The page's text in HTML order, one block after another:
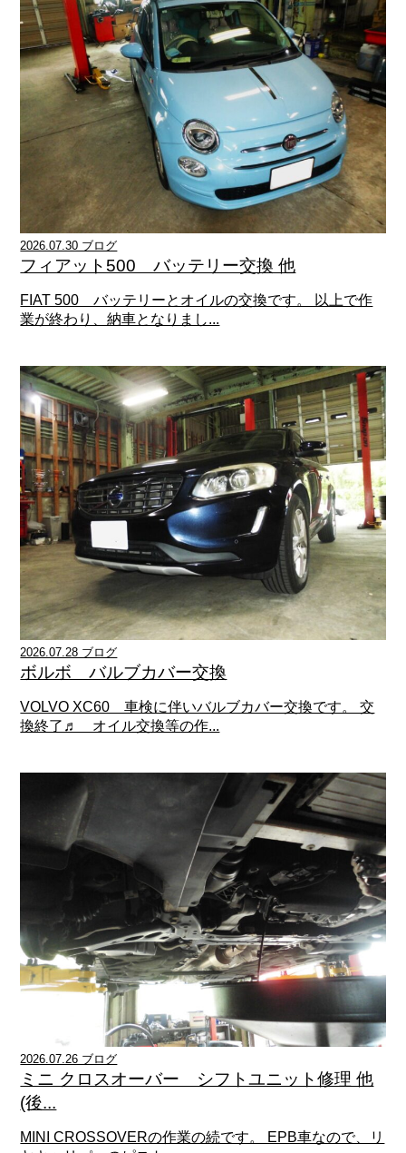
2026.07.30 ブログ
フィアット500 バッテリー交換 他
FIAT 500 バッテリーとオイルの交換です。 以上で作
業が終わり、納車となりまし...
2026.07.28 ブログ
ボルボ バルブカバー交換
VOLVO XC60 車検に伴いバルブカバー交換です。 交
換終了♬ オイル交換等の作...
2026.07.26 ブログ
ミニ クロスオーバー シフトユニット修理 他
(後...
MINI CROSSOVERの作業の続です。 EPB車なので、リ